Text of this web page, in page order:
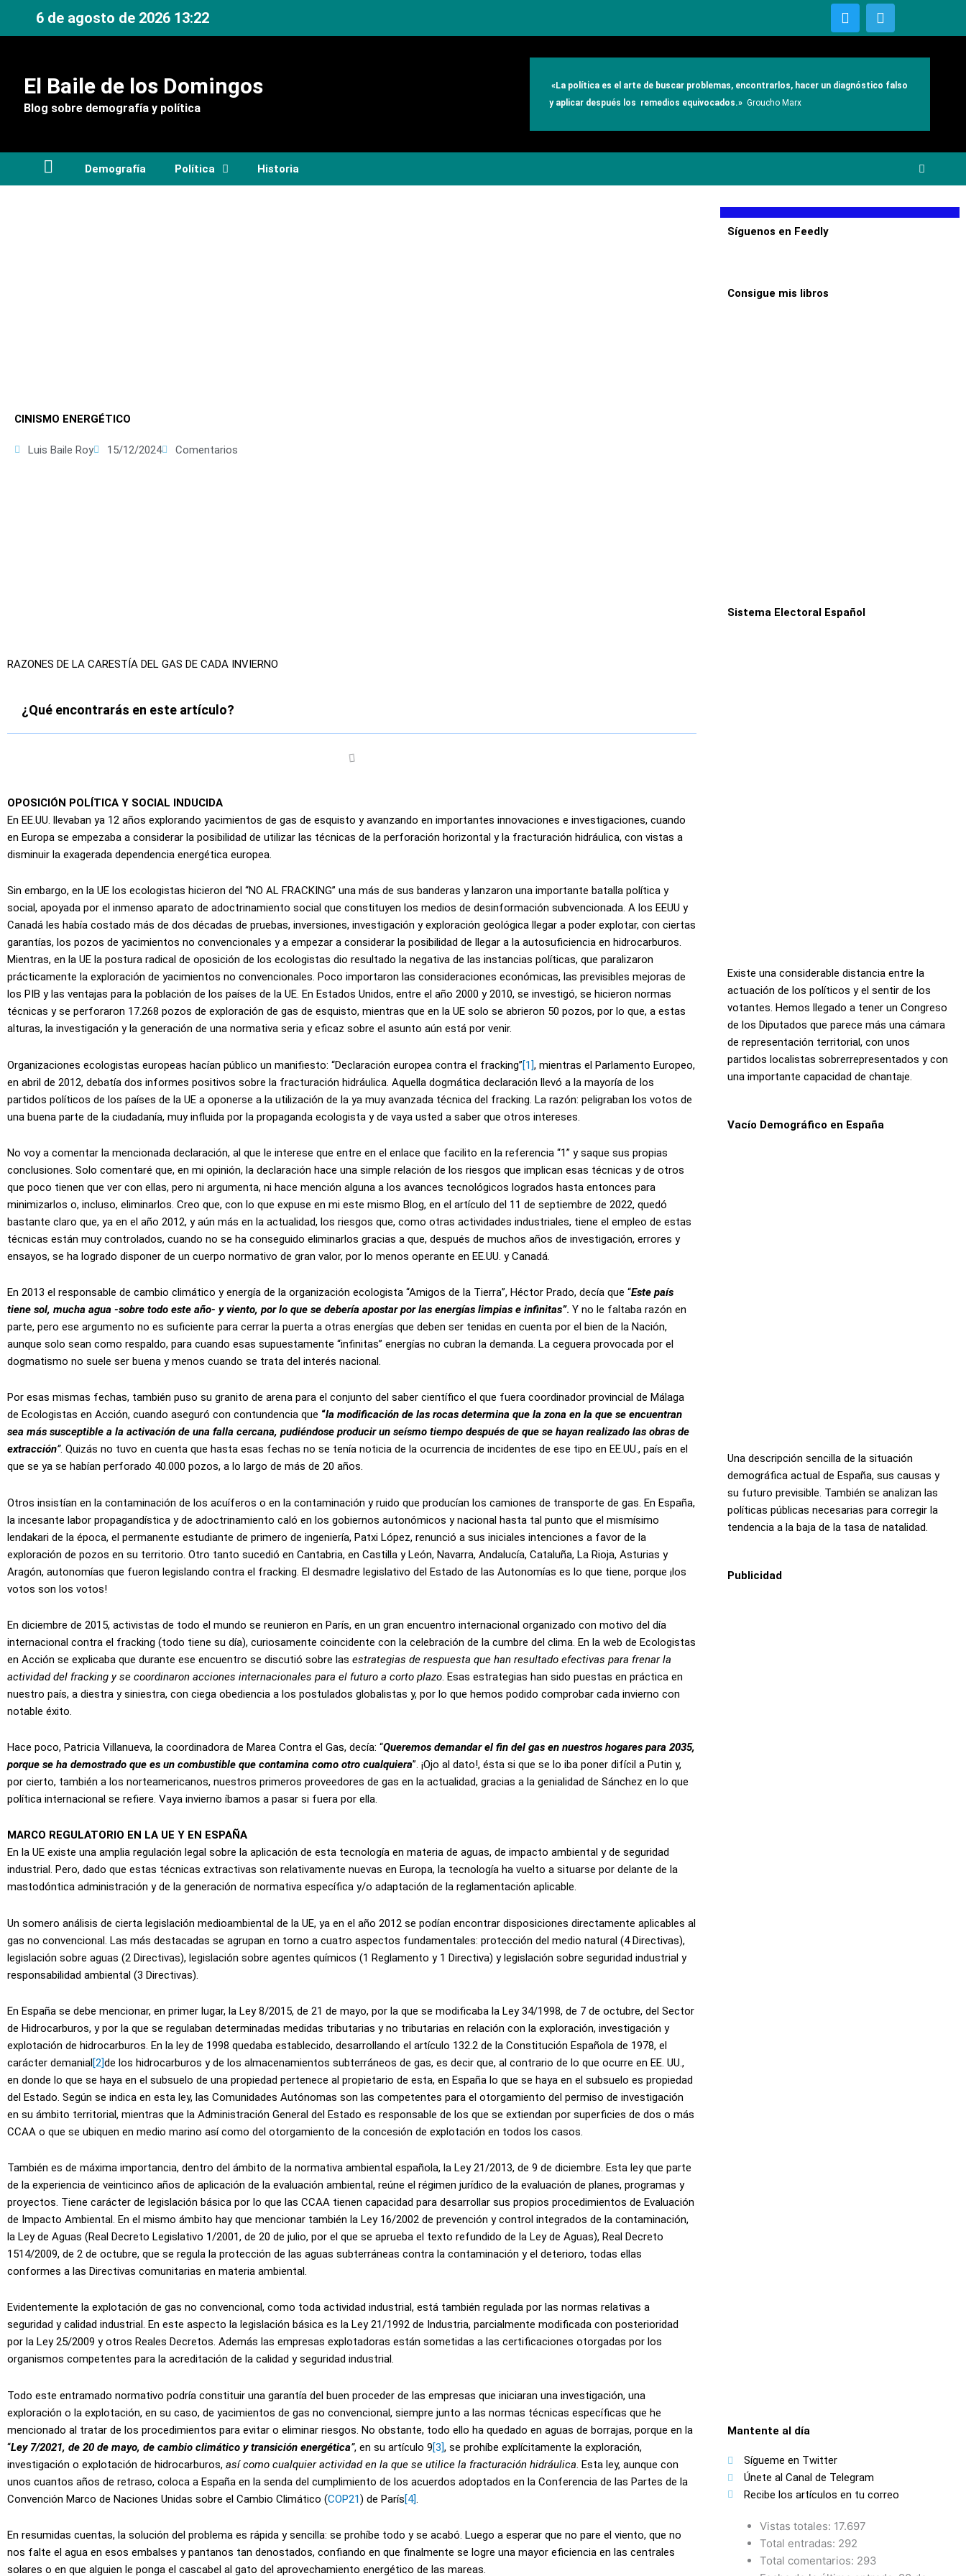
6 de agosto de 2026 13:22
T
w
i
t
e
r
T
e
l
e
r
El Baile de los Domingos
Blog sobre demografía y política
«La política es el arte de buscar problemas, encontrarlos, hacer un diagnóstico falso
y aplicar después los remedios equivocados.»Groucho Marx
Demografía Política Historia
CINISMO ENERGÉTICO
Luis Baile Roy 15/12/2024 Comentarios
RAZONES DE LA CARESTÍA DEL GAS DE CADA INVIERNO
¿Qué encontrarás en este artículo?
OPOSICIÓN POLÍTICA Y SOCIAL INDUCIDA
En EE.UU. llevaban ya 12 años explorando yacimientos de gas de esquisto y avanzando en importantes innovaciones e investigaciones, cuando
en Europa se empezaba a considerar la posibilidad de utilizar las técnicas de la perforación horizontal y la fracturación hidráulica, con vistas a
disminuir la exagerada dependencia energética europea.
Sin embargo, en la UE los ecologistas hicieron del “NO AL FRACKING” una más de sus banderas y lanzaron una importante batalla política y
social, apoyada por el inmenso aparato de adoctrinamiento social que constituyen los medios de desinformación subvencionada. A los EEUU y
Canadá les había costado más de dos décadas de pruebas, inversiones, investigación y exploración geológica llegar a poder explotar, con ciertas
garantías, los pozos de yacimientos no convencionales y a empezar a considerar la posibilidad de llegar a la autosuficiencia en hidrocarburos.
Mientras, en la UE la postura radical de oposición de los ecologistas dio resultado la negativa de las instancias políticas, que paralizaron
prácticamente la exploración de yacimientos no convencionales. Poco importaron las consideraciones económicas, las previsibles mejoras de
los PIB y las ventajas para la población de los países de la UE. En Estados Unidos, entre el año 2000 y 2010, se investigó, se hicieron normas
técnicas y se perforaron 17.268 pozos de exploración de gas de esquisto, mientras que en la UE solo se abrieron 50 pozos, por lo que, a estas
alturas, la investigación y la generación de una normativa seria y eficaz sobre el asunto aún está por venir.
Organizaciones ecologistas europeas hacían público un manifiesto: “Declaración europea contra el fracking”[1], mientras el Parlamento Europeo,
en abril de 2012, debatía dos informes positivos sobre la fracturación hidráulica. Aquella dogmática declaración llevó a la mayoría de los
partidos políticos de los países de la UE a oponerse a la utilización de la ya muy avanzada técnica del fracking. La razón: peligraban los votos de
una buena parte de la ciudadanía, muy influida por la propaganda ecologista y de vaya usted a saber que otros intereses.
No voy a comentar la mencionada declaración, al que le interese que entre en el enlace que facilito en la referencia “1” y saque sus propias
conclusiones. Solo comentaré que, en mi opinión, la declaración hace una simple relación de los riesgos que implican esas técnicas y de otros
que poco tienen que ver con ellas, pero ni argumenta, ni hace mención alguna a los avances tecnológicos logrados hasta entonces para
minimizarlos o, incluso, eliminarlos. Creo que, con lo que expuse en mi este mismo Blog, en el artículo del 11 de septiembre de 2022, quedó
bastante claro que, ya en el año 2012, y aún más en la actualidad, los riesgos que, como otras actividades industriales, tiene el empleo de estas
técnicas están muy controlados, cuando no se ha conseguido eliminarlos gracias a que, después de muchos años de investigación, errores y
ensayos, se ha logrado disponer de un cuerpo normativo de gran valor, por lo menos operante en EE.UU. y Canadá.
En 2013 el responsable de cambio climático y energía de la organización ecologista “Amigos de la Tierra”, Héctor Prado, decía que “Este país
tiene sol, mucha agua -sobre todo este año- y viento, por lo que se debería apostar por las energías limpias e infinitas”. Y no le faltaba razón en
parte, pero ese argumento no es suficiente para cerrar la puerta a otras energías que deben ser tenidas en cuenta por el bien de la Nación,
aunque solo sean como respaldo, para cuando esas supuestamente “infinitas” energías no cubran la demanda. La ceguera provocada por el
dogmatismo no suele ser buena y menos cuando se trata del interés nacional.
Por esas mismas fechas, también puso su granito de arena para el conjunto del saber científico el que fuera coordinador provincial de Málaga
de Ecologistas en Acción, cuando aseguró con contundencia que “la modificación de las rocas determina que la zona en la que se encuentran
sea más susceptible a la activación de una falla cercana, pudiéndose producir un seísmo tiempo después de que se hayan realizado las obras de
extracción”. Quizás no tuvo en cuenta que hasta esas fechas no se tenía noticia de la ocurrencia de incidentes de ese tipo en EE.UU., país en el
que se ya se habían perforado 40.000 pozos, a lo largo de más de 20 años.
Otros insistían en la contaminación de los acuíferos o en la contaminación y ruido que producían los camiones de transporte de gas. En España,
la incesante labor propagandística y de adoctrinamiento caló en los gobiernos autonómicos y nacional hasta tal punto que el mismísimo
lendakari de la época, el permanente estudiante de primero de ingeniería, Patxi López, renunció a sus iniciales intenciones a favor de la
exploración de pozos en su territorio. Otro tanto sucedió en Cantabria, en Castilla y León, Navarra, Andalucía, Cataluña, La Rioja, Asturias y
Aragón, autonomías que fueron legislando contra el fracking. El desmadre legislativo del Estado de las Autonomías es lo que tiene, porque ¡los
votos son los votos!
En diciembre de 2015, activistas de todo el mundo se reunieron en París, en un gran encuentro internacional organizado con motivo del día
internacional contra el fracking (todo tiene su día), curiosamente coincidente con la celebración de la cumbre del clima. En la web de Ecologistas
en Acción se explicaba que durante ese encuentro se discutió sobre las estrategias de respuesta que han resultado efectivas para frenar la
actividad del fracking y se coordinaron acciones internacionales para el futuro a corto plazo. Esas estrategias han sido puestas en práctica en
nuestro país, a diestra y siniestra, con ciega obediencia a los postulados globalistas y, por lo que hemos podido comprobar cada invierno con
notable éxito.
Hace poco, Patricia Villanueva, la coordinadora de Marea Contra el Gas, decía: “Queremos demandar el fin del gas en nuestros hogares para 2035,
porque se ha demostrado que es un combustible que contamina como otro cualquiera”. ¡Ojo al dato!, ésta si que se lo iba poner difícil a Putin y,
por cierto, también a los norteamericanos, nuestros primeros proveedores de gas en la actualidad, gracias a la genialidad de Sánchez en lo que
política internacional se refiere. Vaya invierno íbamos a pasar si fuera por ella.
MARCO REGULATORIO EN LA UE Y EN ESPAÑA
En la UE existe una amplia regulación legal sobre la aplicación de esta tecnología en materia de aguas, de impacto ambiental y de seguridad
industrial. Pero, dado que estas técnicas extractivas son relativamente nuevas en Europa, la tecnología ha vuelto a situarse por delante de la
mastodóntica administración y de la generación de normativa específica y/o adaptación de la reglamentación aplicable.
Un somero análisis de cierta legislación medioambiental de la UE, ya en el año 2012 se podían encontrar disposiciones directamente aplicables al
gas no convencional. Las más destacadas se agrupan en torno a cuatro aspectos fundamentales: protección del medio natural (4 Directivas),
legislación sobre aguas (2 Directivas), legislación sobre agentes químicos (1 Reglamento y 1 Directiva) y legislación sobre seguridad industrial y
responsabilidad ambiental (3 Directivas).
En España se debe mencionar, en primer lugar, la Ley 8/2015, de 21 de mayo, por la que se modificaba la Ley 34/1998, de 7 de octubre, del Sector
de Hidrocarburos, y por la que se regulaban determinadas medidas tributarias y no tributarias en relación con la exploración, investigación y
explotación de hidrocarburos. En la ley de 1998 quedaba establecido, desarrollando el artículo 132.2 de la Constitución Española de 1978, el
carácter demanial[2]de los hidrocarburos y de los almacenamientos subterráneos de gas, es decir que, al contrario de lo que ocurre en EE. UU.,
en donde lo que se haya en el subsuelo de una propiedad pertenece al propietario de esta, en España lo que se haya en el subsuelo es propiedad
del Estado. Según se indica en esta ley, las Comunidades Autónomas son las competentes para el otorgamiento del permiso de investigación
en su ámbito territorial, mientras que la Administración General del Estado es responsable de los que se extiendan por superficies de dos o más
CCAA o que se ubiquen en medio marino así como del otorgamiento de la concesión de explotación en todos los casos.
También es de máxima importancia, dentro del ámbito de la normativa ambiental española, la Ley 21/2013, de 9 de diciembre. Esta ley que parte
de la experiencia de veinticinco años de aplicación de la evaluación ambiental, reúne el régimen jurídico de la evaluación de planes, programas y
proyectos. Tiene carácter de legislación básica por lo que las CCAA tienen capacidad para desarrollar sus propios procedimientos de Evaluación
de Impacto Ambiental. En el mismo ámbito hay que mencionar también la Ley 16/2002 de prevención y control integrados de la contaminación,
la Ley de Aguas (Real Decreto Legislativo 1/2001, de 20 de julio, por el que se aprueba el texto refundido de la Ley de Aguas), Real Decreto
1514/2009, de 2 de octubre, que se regula la protección de las aguas subterráneas contra la contaminación y el deterioro, todas ellas
conformes a las Directivas comunitarias en materia ambiental.
Evidentemente la explotación de gas no convencional, como toda actividad industrial, está también regulada por las normas relativas a
seguridad y calidad industrial. En este aspecto la legislación básica es la Ley 21/1992 de Industria, parcialmente modificada con posterioridad
por la Ley 25/2009 y otros Reales Decretos. Además las empresas explotadoras están sometidas a las certificaciones otorgadas por los
organismos competentes para la acreditación de la calidad y seguridad industrial.
Todo este entramado normativo podría constituir una garantía del buen proceder de las empresas que iniciaran una investigación, una
exploración o la explotación, en su caso, de yacimientos de gas no convencional, siempre junto a las normas técnicas específicas que he
mencionado al tratar de los procedimientos para evitar o eliminar riesgos. No obstante, todo ello ha quedado en aguas de borrajas, porque en la
“Ley 7/2021, de 20 de mayo, de cambio climático y transición energética”, en su artículo 9[3], se prohíbe explícitamente la exploración,
investigación o explotación de hidrocarburos, así como cualquier actividad en la que se utilice la fracturación hidráulica . Esta ley, aunque con
unos cuantos años de retraso, coloca a España en la senda del cumplimiento de los acuerdos adoptados en la Conferencia de las Partes de la
Convención Marco de Naciones Unidas sobre el Cambio Climático (COP21) de París[4]
En resumidas cuentas, la solución del problema es rápida y sencilla: se prohíbe todo y se acabó. Luego a esperar que no pare el viento, que no
nos falte el agua en esos embalses y pantanos tan denostados, confiando en que finalmente se logre una mayor eficiencia en las centrales
solares o en que alguien le ponga el cascabel al gato del aprovechamiento energético de las mareas.
Síguenos en Feedly
Consigue mis libros
Sistema Electoral Español
Existe una considerable distancia entre la
actuación de los políticos y el sentir de los
votantes. Hemos llegado a tener un Congreso
de los Diputados que parece más una cámara
de representación territorial, con unos
partidos localistas sobrerrepresentados y con
una importante capacidad de chantaje.
Vacío Demográfico en España
Una descripción sencilla de la situación
demográfica actual de España, sus causas y
su futuro previsible. También se analizan las
políticas públicas necesarias para corregir la
tendencia a la baja de la tasa de natalidad.
Publicidad
Mantente al día
Sígueme en Twitter
Únete al Canal de Telegram
Recibe los artículos en tu correo
Vistas totales: 17.697
Total entradas: 292
Total comentarios: 293